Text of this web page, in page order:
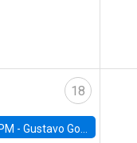
18
- Gustavo González, Banco Central de Chile